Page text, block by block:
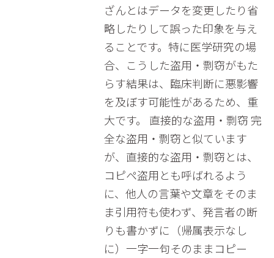
ざんとはデータを変更したり省
略したりして誤った印象を与え
ることです。特に医学研究の場
合、こうした盗用・剽窃がもた
らす結果は、臨床判断に悪影響
を及ぼす可能性があるため、重
大です。 直接的な盗用・剽窃 完
全な盗用・剽窃と似ています
が、直接的な盗用・剽窃とは、
コピペ盗用とも呼ばれるよう
に、他人の言葉や文章をそのま
ま引用符も使わず、発言者の断
りも書かずに（帰属表示なし
に）一字一句そのままコピー